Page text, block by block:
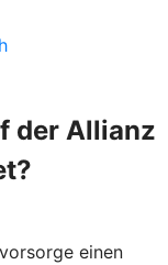
der Allianz
einen